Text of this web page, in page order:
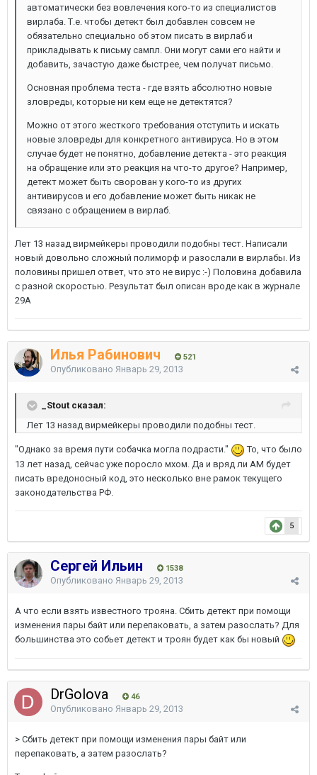
автоматически без вовлечения кого-то из специалистов
вирлаба. Т.е. чтобы детект был добавлен совсем не
обязательно специально об этом писать в вирлаб и
прикладывать к письму сампл. Они могут сами его найти и
добавить, зачастую даже быстрее, чем получат письмо.
Основная проблема теста - где взять абсолютно новые
зловреды, которые ни кем еще не детектятся?
Можно от этого жесткого требования отступить и искать
новые зловреды для конкретного антивируса. Но в этом
случае будет не понятно, добавление детекта - это реакция
на обращение или это реакция на что-то другое? Например,
детект может быть сворован у кого-то из других
антивирусов и его добавление может быть никак не
связано с обращением в вирлаб.
Лет 13 назад вирмейкеры проводили подобны тест. Написали
новый довольно сложный полиморф и разослали в вирлабы. Из
половины пришел ответ, что это не вирус :-) Половина добавила
с разной скоростью. Результат был описан вроде как в журнале
29А
Илья Рабинович 521
Опубликовано Январь 29, 2013
_Stout сказал:
Лет 13 назад вирмейкеры проводили подобны тест.
"Однако за время пути собачка могла подрасти."
То, что было
13 лет назад, сейчас уже поросло мхом. Да и вряд ли АМ будет
писать вредоносный код, это несколько вне рамок текущего
законодательства РФ.
5
Сергей Ильин 1538
Опубликовано Январь 29, 2013
А что если взять известного трояна. Сбить детект при помощи
изменения пары байт или перепаковать, а затем разослать? Для
большинства это собьет детект и троян будет как бы новый
DrGolova 46
Опубликовано Январь 29, 2013
> Сбить детект при помощи изменения пары байт или
перепаковать, а затем разослать?